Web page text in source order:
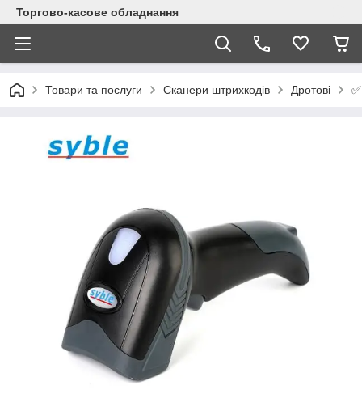
Торгово-касове обладнання
Товари та послуги Сканери штрихкодів Дротові